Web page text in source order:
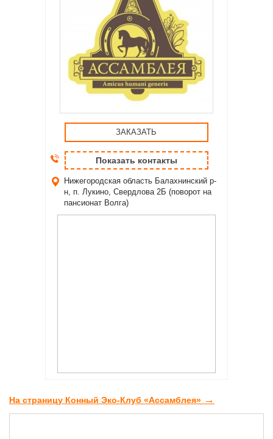
ЗАКАЗАТЬ
Показать контакты
Нижегородская область Балахнинский р-
н, п. Лукино, Свердлова 2Б (поворот на
пансионат Волга)
На страницу Конный Эко-Клуб «Ассамблея» →